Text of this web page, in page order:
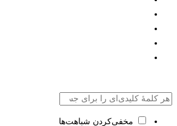
مخفی‌کردن شباهت‌ها